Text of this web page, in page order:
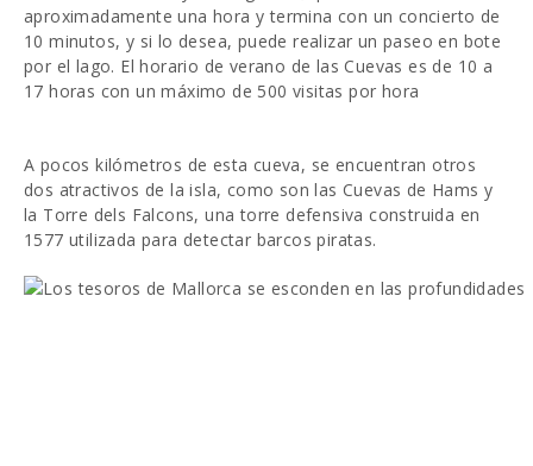
aproximadamente una hora y termina con un concierto de
10 minutos, y si lo desea, puede realizar un paseo en bote
por el lago. El horario de verano de las Cuevas es de 10 a
17 horas con un máximo de 500 visitas por hora
A pocos kilómetros de esta cueva, se encuentran otros
dos atractivos de la isla, como son las Cuevas de Hams y
la Torre dels Falcons, una torre defensiva construida en
1577 utilizada para detectar barcos piratas.